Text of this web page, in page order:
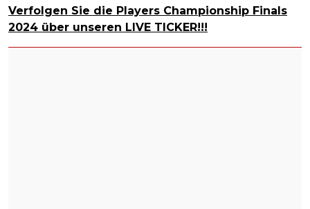
Verfolgen Sie die Players Championship Finals
2024 über unseren LIVE TICKER!!!